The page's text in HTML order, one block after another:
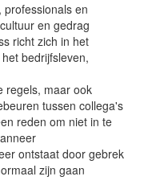
en
en gedrag
richt zich in het
bedrijfsleven,
regels, maar ook
tussen collega's
reden om niet in te
ontstaat door gebrek
zijn gaan